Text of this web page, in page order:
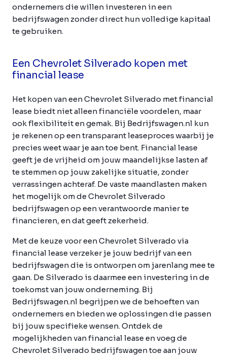
ondernemers die willen investeren in een
bedrijfswagen zonder direct hun volledige kapitaal
te gebruiken.
Een Chevrolet Silverado kopen met
financial lease
Het kopen van een Chevrolet Silverado met financial
lease biedt niet alleen financiële voordelen, maar
ook flexibiliteit en gemak. Bij Bedrijfswagen.nl kun
je rekenen op een transparant leaseproces waarbij je
precies weet waar je aan toe bent. Financial lease
geeft je de vrijheid om jouw maandelijkse lasten af
te stemmen op jouw zakelijke situatie, zonder
verrassingen achteraf. De vaste maandlasten maken
het mogelijk om de Chevrolet Silverado
bedrijfswagen op een verantwoorde manier te
financieren, en dat geeft zekerheid.
Met de keuze voor een Chevrolet Silverado via
financial lease verzeker je jouw bedrijf van een
bedrijfswagen die is ontworpen om jarenlang mee te
gaan. De Silverado is daarmee een investering in de
toekomst van jouw onderneming. Bij
Bedrijfswagen.nl begrijpen we de behoeften van
ondernemers en bieden we oplossingen die passen
bij jouw specifieke wensen. Ontdek de
mogelijkheden van financial lease en voeg de
Chevrolet Silverado bedrijfswagen toe aan jouw